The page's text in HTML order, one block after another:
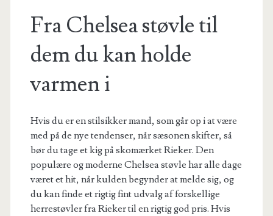
Fra Chelsea støvle til
dem du kan holde
varmen i
Hvis du er en stilsikker mand, som går op i at være
med på de nye tendenser, når sæsonen skifter, så
bør du tage et kig på skomærket Rieker. Den
populære og moderne Chelsea støvle har alle dage
været et hit, når kulden begynder at melde sig, og
du kan finde et rigtig fint udvalg af forskellige
herrestøvler fra Rieker til en rigtig god pris. Hvis